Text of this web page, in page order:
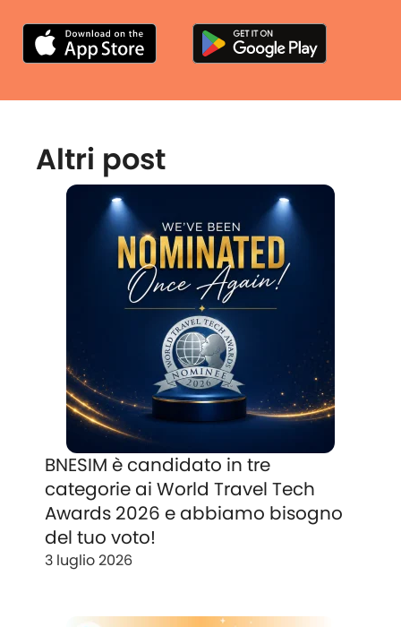
Altri post
BNESIM è candidato in tre
categorie ai World Travel Tech
Awards 2026 e abbiamo bisogno
del tuo voto!
3 luglio 2026